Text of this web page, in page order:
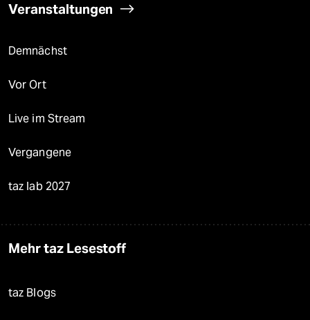
Veranstaltungen
Demnächst
Vor Ort
Live im Stream
Vergangene
taz lab 2027
Mehr taz Lesestoff
taz Blogs